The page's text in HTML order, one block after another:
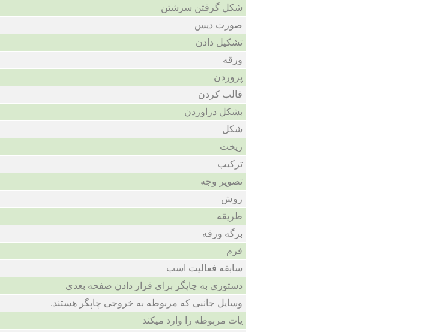
شکل گرفتن سرشتن
صورت دیس
تشکیل دادن
ورقه
پروردن
قالب کردن
بشکل دراوردن
شکل
ریخت
ترکیب
تصویر وجه
روش
طریقه
برگه ورقه
فرم
سابقه فعالیت اسب
دستوری به چاپگر برای قرار دادن صفحه بعدی
وسایل جانبی که مربوطه به خروجی چاپگر هستند.
یات مربوطه را وارد میکند